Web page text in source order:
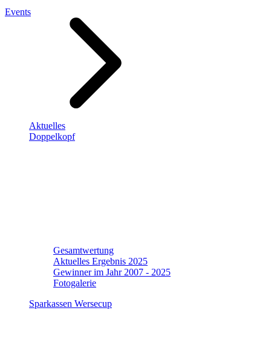
Events
Aktuelles
Doppelkopf
Gesamtwertung
Aktuelles Ergebnis 2025
Gewinner im Jahr 2007 - 2025
Fotogalerie
Sparkassen Wersecup